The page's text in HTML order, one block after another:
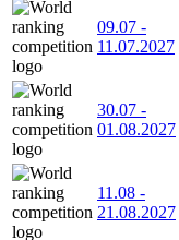
09.07 -
11.07.2027
30.07 -
01.08.2027
11.08 -
21.08.2027